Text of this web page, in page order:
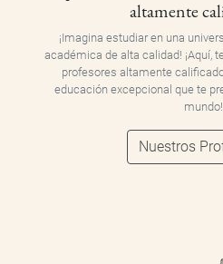
altamente
¡Imagina estudiar en una
académica de alta calidad! ¡Aquí,
profesores altamente
educación excepcional que te
mundo!
Nuestros